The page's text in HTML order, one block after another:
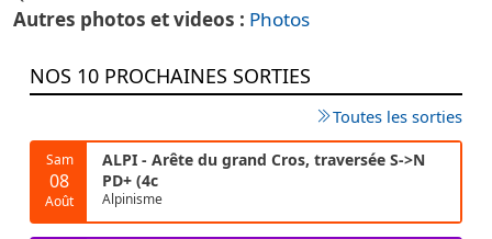
Autres photos et videos
Photos
NOS 10 PROCHAINES SORTIES
Toutes les sorties
Sam
08
Août
ALPI - Arête du grand Cros, traversée S->N
PD+ (4c
Alpinisme